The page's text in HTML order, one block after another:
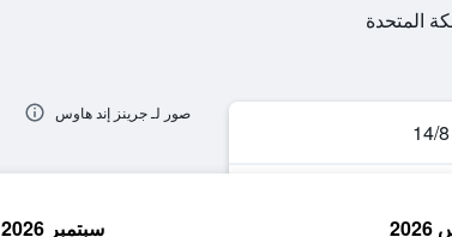
صور لـ جرينز إند هاوس
سبتمبر 2026